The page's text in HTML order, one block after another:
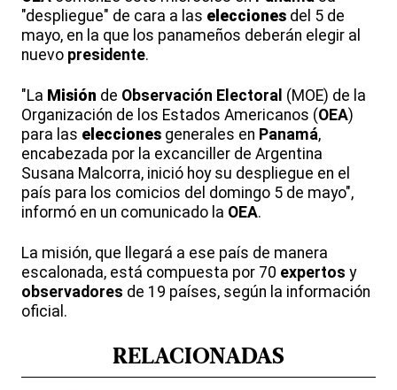
"despliegue" de cara a las elecciones del 5 de
mayo, en la que los panameños deberán elegir al
nuevo presidente.
"La Misión de Observación Electoral (MOE) de la
Organización de los Estados Americanos (OEA)
para las elecciones generales en Panamá,
encabezada por la excanciller de Argentina
Susana Malcorra, inició hoy su despliegue en el
país para los comicios del domingo 5 de mayo",
informó en un comunicado la OEA.
La misión, que llegará a ese país de manera
escalonada, está compuesta por 70 expertos y
observadores de 19 países, según la información
oficial.
RELACIONADAS